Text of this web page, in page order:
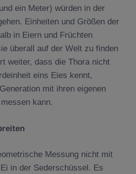
ein Meter) würden in der
Einheiten und Größen der
in Eiern und Früchten
überall auf der Welt zu finden
weiter, dass die Thora nicht
eins Eies kennt,
mit ihren eigenen
kann.
Messung nicht mit
in der Sederschüssel. Es